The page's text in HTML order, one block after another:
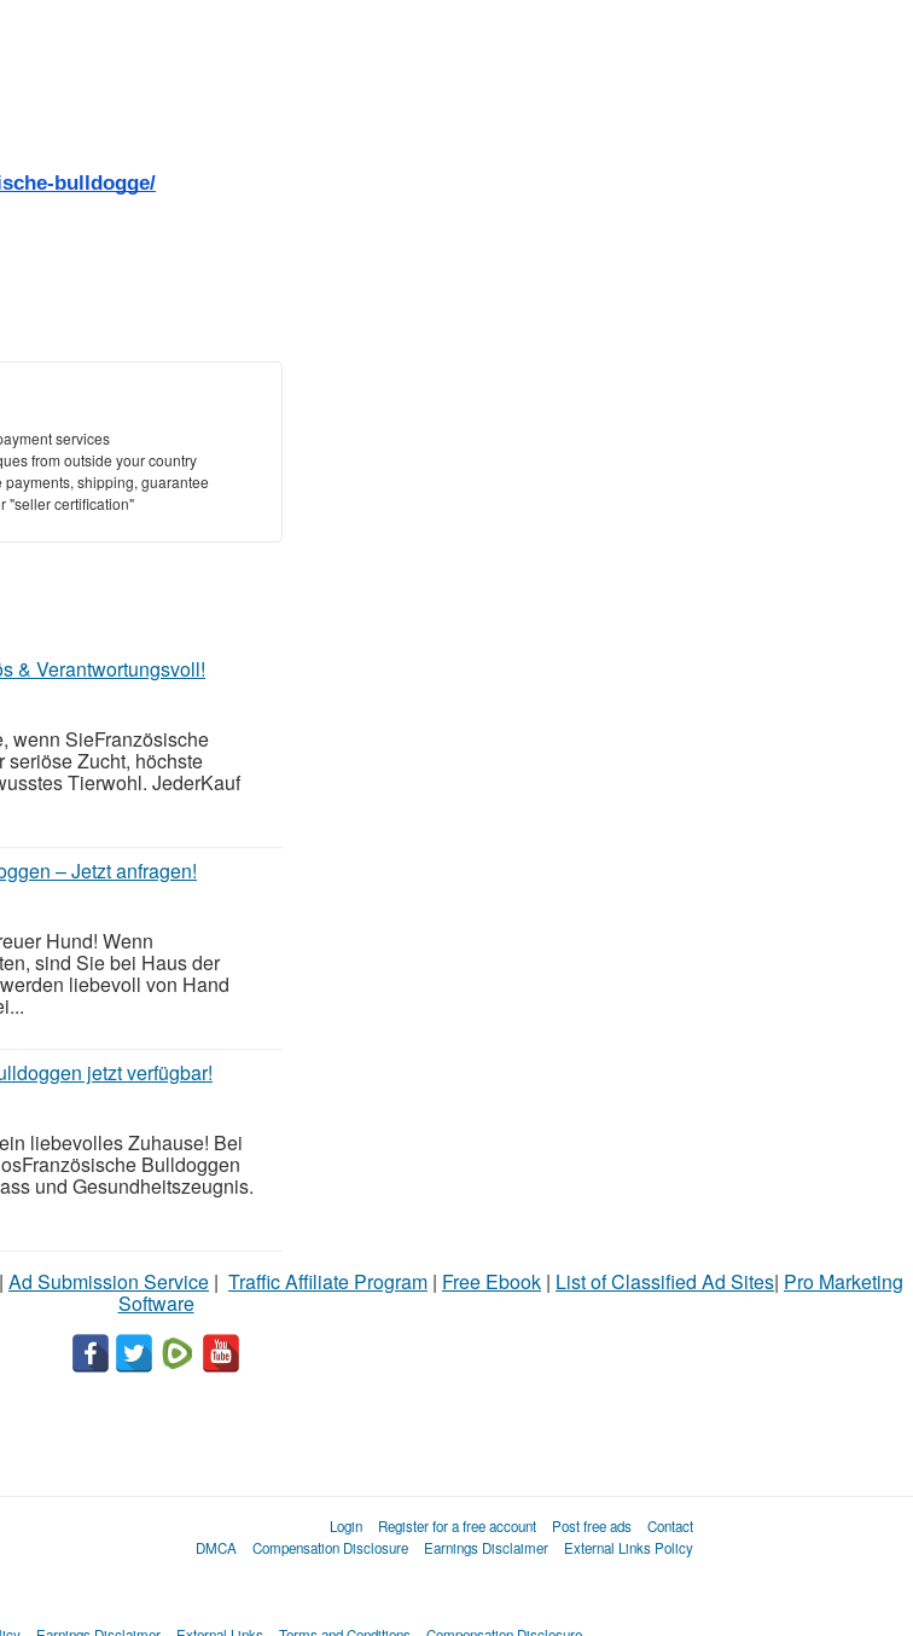
bulldogge/
services
from outside your country
shipping, guarantee
"seller certification"
& Verantwortungsvoll!
wenn SieFranzösische
seriöse Zucht, höchste
Tierwohl. JederKauf
– Jetzt anfragen!
Hund! Wenn
sind Sie bei Haus der
liebevoll von Hand
jetzt verfügbar!
liebevolles Zuhause! Bei
Bulldoggen
und Gesundheitszeugnis.
| Ad Submission Service | Traffic Affiliate Program | Free Ebook | List of Classified Ad Sites| Pro Marketing
Software
Login Register for a free account Post free ads
Contact
DMCA
Compensation Disclosure Earnings Disclaimer External Links Policy